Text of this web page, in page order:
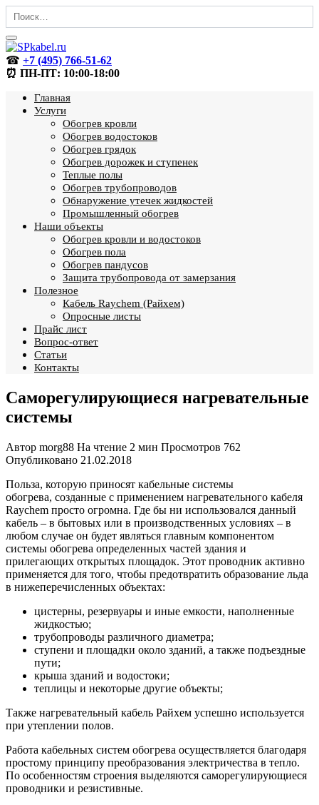
Перейти
содержанию
Search
for:
☎ +7 (495) 766-51-62
⏰ ПН-ПТ: 10:00-18:00
Главная
Услуги
Обогрев кровли
Обогрев водостоков
Обогрев грядок
Обогрев дорожек и ступенек
Теплые полы
Обогрев трубопроводов
Обнаружение утечек жидкостей
Промышленный обогрев
Наши объекты
Обогрев кровли и водостоков
Обогрев пола
Обогрев пандусов
Защита трубопровода от замерзания
Полезное
Кабель Raychem (Райхем)
Опросные листы
Прайс лист
Вопрос-ответ
Статьи
Контакты
Саморегулирующиеся нагревательные
системы
Автор morg88 На чтение 2 мин Просмотров 762
Опубликовано 21.02.2018
Польза, которую приносят кабельные системы
обогрева, созданные с применением нагревательного кабеля
Raychem просто огромна. Где бы ни использовался данный
кабель – в бытовых или в производственных условиях – в
любом случае он будет являться главным компонентом
системы обогрева определенных частей здания и
прилегающих открытых площадок. Этот проводник активно
применяется для того, чтобы предотвратить образование льда
в нижеперечисленных объектах:
цистерны, резервуары и иные емкости, наполненные
жидкостью;
трубопроводы различного диаметра;
ступени и площадки около зданий, а также подъездные
пути;
крыша зданий и водостоки;
теплицы и некоторые другие объекты;
Также нагревательный кабель Райхем успешно используется
при утеплении полов.
Работа кабельных систем обогрева осуществляется благодаря
простому принципу преобразования электричества в тепло.
По особенностям строения выделяются саморегулирующиеся
проводники и резистивные.